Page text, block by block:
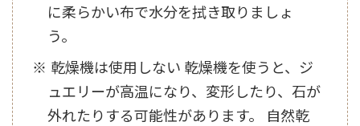
に柔らかい布で水分を拭き取りましょ
う。
乾燥機は使用しない 乾燥機を使うと、ジ
ュエリーが高温になり、変形したり、石が
外れたりする可能性があります。 自然乾